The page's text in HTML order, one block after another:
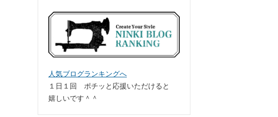
人気ブログランキングへ
１日１回 ポチッと応援いただけると
嬉しいです＾＾